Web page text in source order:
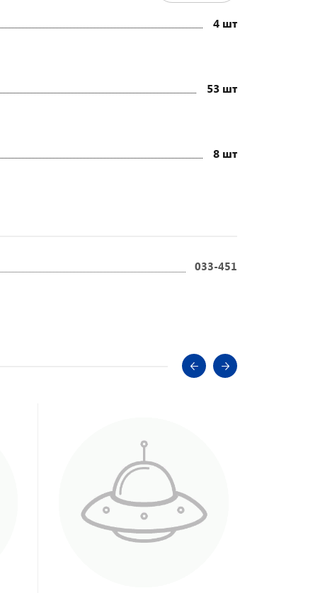
4 шт
53 шт
8 шт
033-451